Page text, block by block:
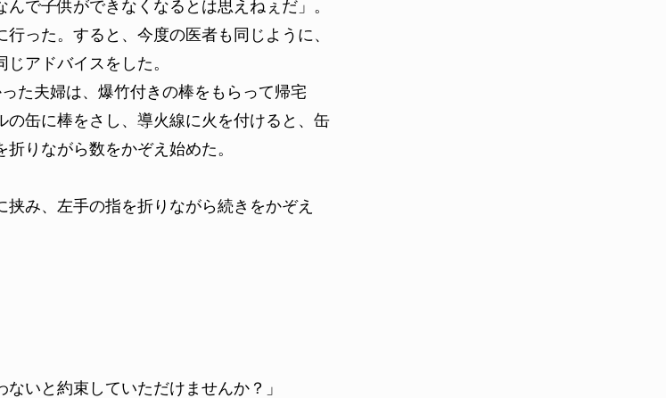
で子供ができなくなるとは思えねぇだ」。
った。すると、今度の医者も同じように、
アドバイスをした。
た夫婦は、爆竹付きの棒をもらって帰宅
の缶に棒をさし、導火線に火を付けると、缶
りながら数をかぞえ始めた。
み、左手の指を折りながら続きをかぞえ
いと約束していただけませんか？」